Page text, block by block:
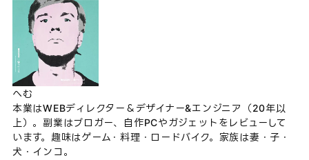
へむ
本業はWEBディレクター＆デザイナー&エンジニア（20年以
上）。副業はブロガー、自作PCやガジェットをレビューして
います。趣味はゲーム・料理・ロードバイク。家族は妻・子・
犬・インコ。